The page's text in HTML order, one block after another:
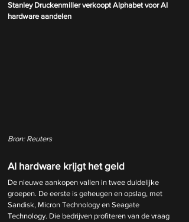
Stanley Druckenmiller verkoopt Alphabet voor AI
hardware aandelen
Bron: Reuters
AI hardware krijgt het geld
De nieuwe aankopen vallen in twee duidelijke
groepen. De eerste is geheugen en opslag, met
Sandisk, Micron Technology en Seagate
Technology. Die bedrijven profiteren van de vraag